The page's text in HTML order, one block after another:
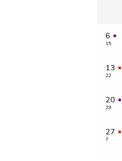
6 ●
15
13 ●
22
20 ●
29
27 ●
7